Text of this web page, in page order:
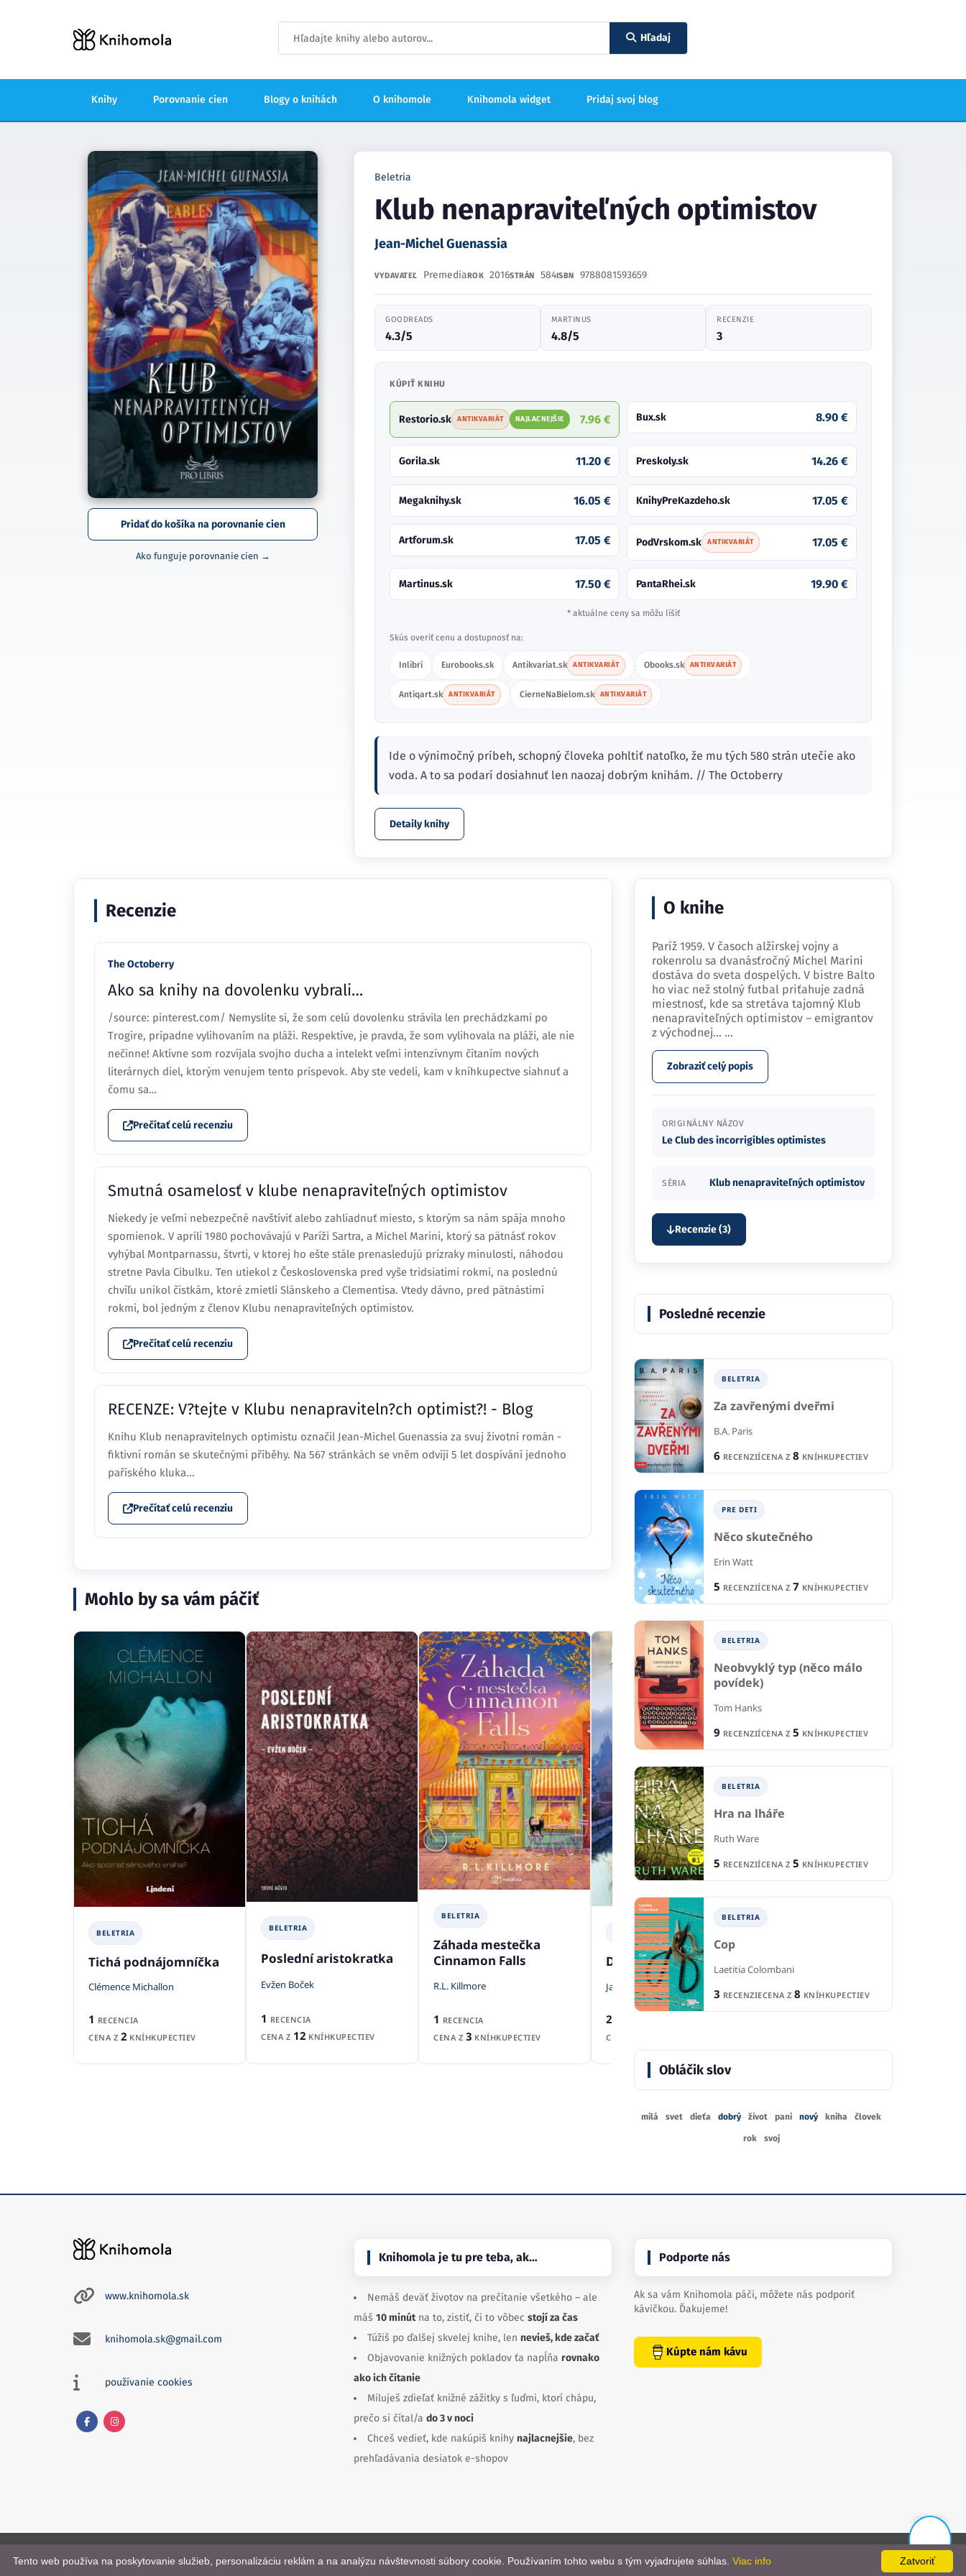
Hľadaj
Knihy Porovnanie cien Blogy o knihách O knihomole Knihomola widget Pridaj svoj blog
Pridať do košíka na porovnanie cien
Ako funguje porovnanie cien →
Beletria
Klub nenapraviteľných optimistov
Jean-Michel Guenassia
VYDAVATEĽ PremediaROK 2016STRÁN 584ISBN 9788081593659
GOODREADS
4.3/5
MARTINUS
4.8/5
RECENZIE
3
KÚPIŤ KNIHU
Restorio.sk ANTIKVARIÁT NAJLACNEJŠIE 7.96 € Bux.sk 8.90 €
Gorila.sk 11.20 € Preskoly.sk 14.26 €
Megaknihy.sk 16.05 € KnihyPreKazdeho.sk 17.05 €
Artforum.sk 17.05 € PodVrskom.sk ANTIKVARIÁT 17.05 €
Martinus.sk 17.50 € PantaRhei.sk 19.90 €
* aktuálne ceny sa môžu líšiť
Skús overiť cenu a dostupnosť na:
Inlibri Eurobooks.sk Antikvariat.sk ANTIKVARIÁT Obooks.sk ANTIKVARIÁT
Antiqart.sk ANTIKVARIÁT CierneNaBielom.sk ANTIKVARIÁT
Ide o výnimočný príbeh, schopný človeka pohltiť natoľko, že mu tých 580 strán utečie ako
voda. A to sa podarí dosiahnuť len naozaj dobrým knihám. // The Octoberry
Detaily knihy
Recenzie
The Octoberry
Ako sa knihy na dovolenku vybrali…
/source: pinterest.com/ Nemyslite si, že som celú dovolenku strávila len prechádzkami po
Trogire, prípadne vylihovaním na pláži. Respektíve, je pravda, že som vylihovala na pláži, ale nie
nečinne! Aktívne som rozvíjala svojho ducha a intelekt veľmi intenzívnym čítaním nových
literárnych diel, ktorým venujem tento príspevok. Aby ste vedeli, kam v kníhkupectve siahnuť a
čomu sa…
Prečítať celú recenziu
Smutná osamelosť v klube nenapraviteľných optimistov
Niekedy je veľmi nebezpečné navštíviť alebo zahliadnuť miesto, s ktorým sa nám spája mnoho
spomienok. V apríli 1980 pochovávajú v Paríži Sartra, a Michel Marini, ktorý sa pätnásť rokov
vyhýbal Montparnassu, štvrti, v ktorej ho ešte stále prenasledujú prízraky minulosti, náhodou
stretne Pavla Cibulku. Ten utiekol z Československa pred vyše tridsiatimi rokmi, na poslednú
chvíľu unikol čistkám, ktoré zmietli Slánskeho a Clementisa. Vtedy dávno, pred pätnástimi
rokmi, bol jedným z členov Klubu nenapraviteľných optimistov.
Prečítať celú recenziu
RECENZE: V?tejte v Klubu nenapraviteln?ch optimist?! - Blog
Knihu Klub nenapravitelnych optimistu označil Jean-Michel Guenassia za svuj životní román -
fiktivní román se skutečnými příběhy. Na 567 stránkách se vněm odvíjí 5 let dospívání jednoho
paříského kluka...
Prečítať celú recenziu
Mohlo by sa vám páčiť
BELETRIA
Tichá podnájomníčka
Clémence Michallon
1 RECENCIA
CENA Z 2 KNÍHKUPECTIEV
BELETRIA
Poslední aristokratka
Evžen Boček
1 RECENCIA
CENA Z 12 KNÍHKUPECTIEV
BELETRIA
Záhada mestečka
Cinnamon Falls
R.L. Killmore
1 RECENCIA
CENA Z 3 KNÍHKUPECTIEV
BELETRIA
Dve mince nádeje
Jana Pronská
2
CENA Z
Ladies of Ivy Cottage
Julie Klassen
O knihe
Paríž 1959. V časoch alžírskej vojny a
rokenrolu sa dvanásťročný Michel Marini
dostáva do sveta dospelých. V bistre Balto
ho viac než stolný futbal priťahuje zadná
miestnosť, kde sa stretáva tajomný Klub
nenapraviteľných optimistov – emigrantov
z východnej… ...
Zobraziť celý popis
ORIGINÁLNY NÁZOV
Le Club des incorrigibles optimistes
SÉRIA Klub nenapraviteľných optimistov
Recenzie (3)
Posledné recenzie
BELETRIA
Za zavřenými dveřmi
B.A. Paris
6 RECENZIÍCENA Z 8 KNÍHKUPECTIEV
PRE DETI
Něco skutečného
Erin Watt
5 RECENZIÍCENA Z 7 KNÍHKUPECTIEV
BELETRIA
Neobvyklý typ (něco málo
povídek)
Tom Hanks
9 RECENZIÍCENA Z 5 KNÍHKUPECTIEV
BELETRIA
Hra na lháře
Ruth Ware
5 RECENZIÍCENA Z 5 KNÍHKUPECTIEV
BELETRIA
Cop
Laetitia Colombani
3 RECENZIECENA Z 8 KNÍHKUPECTIEV
Obláčik slov
milá svet dieťa dobrý život pani nový kniha človek
rok svoj
www.knihomola.sk
knihomola.sk@gmail.com
používanie cookies
Knihomola je tu pre teba, ak…
Nemáš deväť životov na prečítanie všetkého – ale
máš 10 minútna to, zistiť, či to vôbec stojí za čas
Túžiš po ďalšej skvelej knihe, len nevieš, kde začať
Objavovanie knižných pokladov ťa napĺňa rovnako
ako ich čítanie
Miluješ zdieľať knižné zážitky s ľuďmi, ktorí chápu,
prečo si čítal/a do 3 v noci
Chceš vedieť, kde nakúpiš knihy najlacnejšie, bez
prehľadávania desiatok e-shopov
Podporte nás
Ak sa vám Knihomola páči, môžete nás podporiť
kávičkou. Ďakujeme!
Kúpte nám kávu
Späť
danielhrenak.sk Zatvoriť
Tento web používa na poskytovanie služieb, personalizáciu reklám a na analýzu návštevnosti súbory cookie. Používaním tohto webu s tým vyjadrujete súhlas. Viac info